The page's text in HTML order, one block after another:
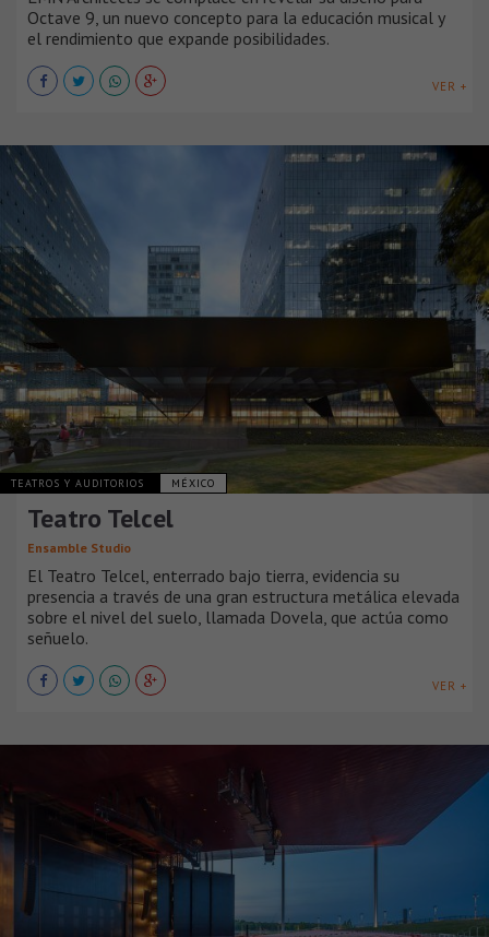
Octave 9, un nuevo concepto para la educación musical y
el rendimiento que expande posibilidades.
VER +
TEATROS Y AUDITORIOS MÉXICO
Teatro Telcel
Ensamble Studio
El Teatro Telcel, enterrado bajo tierra, evidencia su
presencia a través de una gran estructura metálica elevada
sobre el nivel del suelo, llamada Dovela, que actúa como
señuelo.
VER +